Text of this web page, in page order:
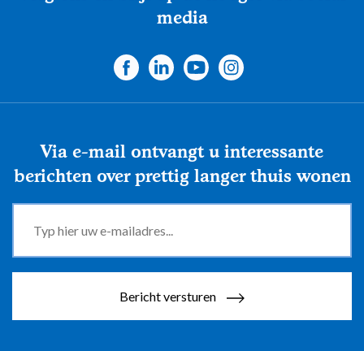
media
Via e-mail ontvangt u interessante
berichten over prettig langer thuis wonen
Bericht versturen